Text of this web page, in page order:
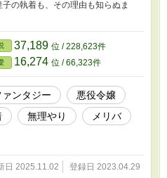
の執着も、その理由も知らぬま
37,189 位 / 228,623件
16,274 位 / 66,323件
ァンタジー
悪役令嬢
無理やり
メリバ
日 2025.11.02 登録日 2023.04.29